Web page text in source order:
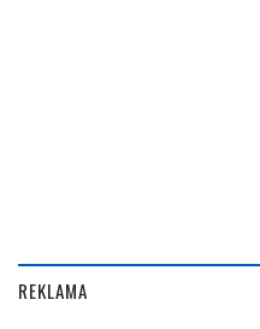
REKLAMA